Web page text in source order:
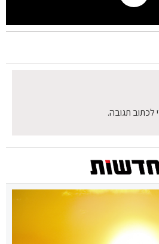
לכתוב תגובה.